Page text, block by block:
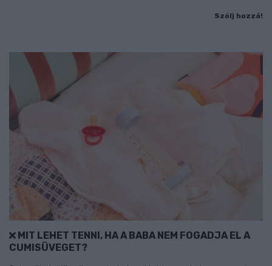
Szólj hozzá!
MIT LEHET TENNI, HA A BABA NEM FOGADJA EL A
CUMISÜVEGET?